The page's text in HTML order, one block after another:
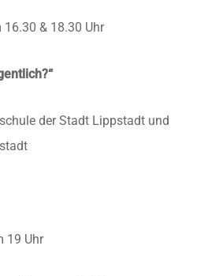
& 18.30 Uhr
der Stadt Lippstadt und
19 Uhr